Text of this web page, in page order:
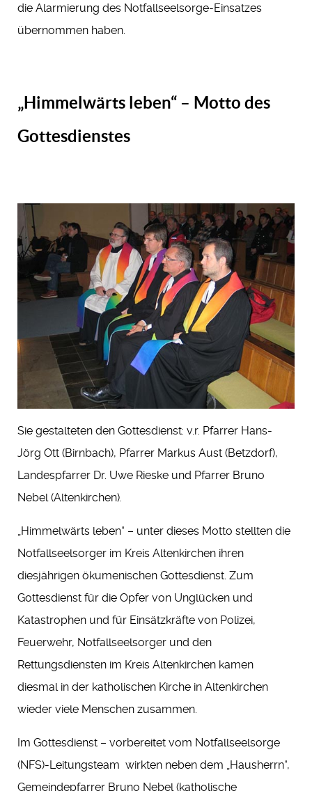
die Alarmierung des Notfallseelsorge-Einsatzes
übernommen haben.
„Himmelwärts leben“ – Motto des
Gottesdienstes
Sie gestalteten den Gottesdienst: v.r. Pfarrer Hans-
Jörg Ott (Birnbach), Pfarrer Markus Aust (Betzdorf),
Landespfarrer Dr. Uwe Rieske und Pfarrer Bruno
Nebel (Altenkirchen).
„Himmelwärts leben“ – unter dieses Motto stellten die
Notfallseelsorger im Kreis Altenkirchen ihren
diesjährigen ökumenischen Gottesdienst. Zum
Gottesdienst für die Opfer von Unglücken und
Katastrophen und für Einsätzkräfte von Polizei,
Feuerwehr, Notfallseelsorger und den
Rettungsdiensten im Kreis Altenkirchen kamen
diesmal in der katholischen Kirche in Altenkirchen
wieder viele Menschen zusammen.
Im Gottesdienst – vorbereitet vom Notfallseelsorge
(NFS)-Leitungsteam wirkten neben dem „Hausherrn“,
Gemeindepfarrer Bruno Nebel (katholische